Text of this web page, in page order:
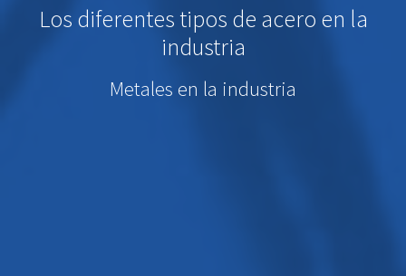
Los diferentes tipos de acero en la
industria
Metales en la industria